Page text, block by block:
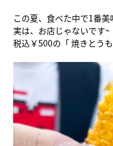
この夏、食べた中で1番
実は、お店じゃないです
税込￥500の「 焼きとう